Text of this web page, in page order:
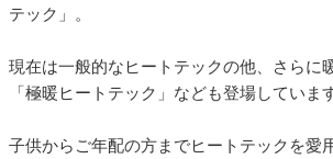
テック」。
現在は一般的なヒートテックの他、さらに
「極暖ヒートテック」なども登場していま
子供からご年配の方までヒートテックを愛